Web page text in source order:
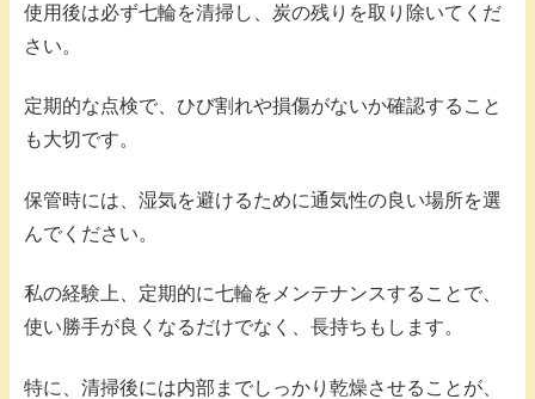
使用後は必ず七輪を清掃し、炭の残りを取り除いてくだ
さい。
定期的な点検で、ひび割れや損傷がないか確認すること
も大切です。
保管時には、湿気を避けるために通気性の良い場所を選
んでください。
私の経験上、定期的に七輪をメンテナンスすることで、
使い勝手が良くなるだけでなく、長持ちもします。
特に、清掃後には内部までしっかり乾燥させることが、